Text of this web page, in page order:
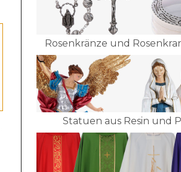
Rosenkränze und
Statuen aus Resin und